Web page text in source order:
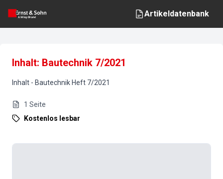
Artikeldatenbank
Inhalt: Bautechnik 7/2021
Inhalt - Bautechnik Heft 7/2021
1 Seite
Kostenlos lesbar